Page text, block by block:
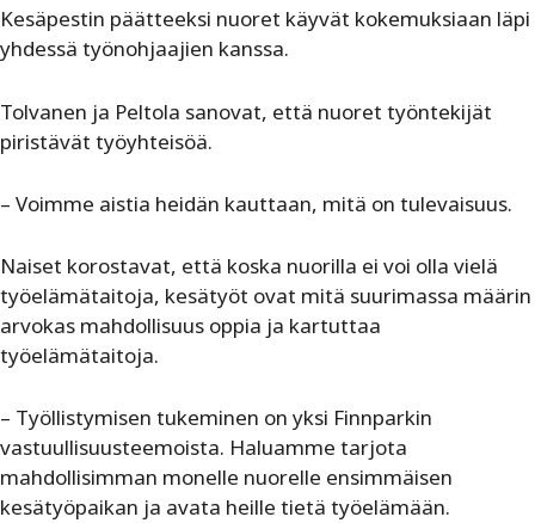
Kesäpestin päätteeksi nuoret käyvät kokemuksiaan läpi
yhdessä työnohjaajien kanssa.
Tolvanen ja Peltola sanovat, että nuoret työntekijät
piristävät työyhteisöä.
– Voimme aistia heidän kauttaan, mitä on tulevaisuus.
Naiset korostavat, että koska nuorilla ei voi olla vielä
työelämätaitoja, kesätyöt ovat mitä suurimassa määrin
arvokas mahdollisuus oppia ja kartuttaa
työelämätaitoja.
– Työllistymisen tukeminen on yksi Finnparkin
vastuullisuusteemoista. Haluamme tarjota
mahdollisimman monelle nuorelle ensimmäisen
kesätyöpaikan ja avata heille tietä työelämään.